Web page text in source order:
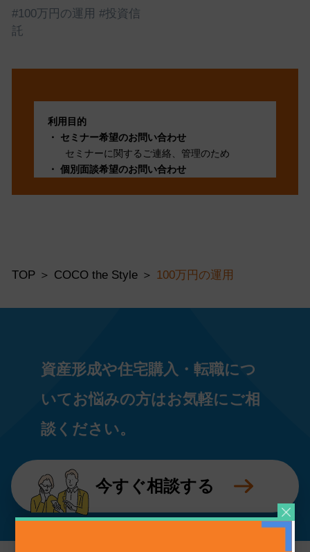
コツを紹介
#100万円の運用 #投資信
託
利用目的
セミナー希望のお問い合わせ
セミナーに関するご連絡、管理のため
個別面談希望のお問い合わせ
第三者提供
当個人情報の取扱いを委託することがありま
すが、委託にあたっては、委託先における 個
人情報の安全管理が図られるよう、委託先に
対する必要かつ適切な監督を行います。
開示等のお求め
当個人情報の利用目的の通知、開示、内容の
よび第三者への提供の停止（「開示等」とい
います。）を受け付けております。 開示等の
求めは、以下の「個人情報苦情及び相談窓
口」で受け付けます。
TOP COCO the Style 100万円の運用
資産形成や住宅購入・転職につ
いてお悩みの方はお気軽にご相
談ください。
今すぐ相談する